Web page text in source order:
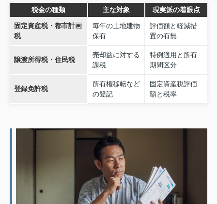
税金の種類 主な対象 現実派の着眼点
固定資産税・都市計画
税
毎年の土地建物
保有
評価額と軽減措
置の有無
譲渡所得税・住民税
売却益に対する
課税
特例適用と所有
期間区分
登録免許税
所有権移転など
の登記
固定資産税評価
額と税率